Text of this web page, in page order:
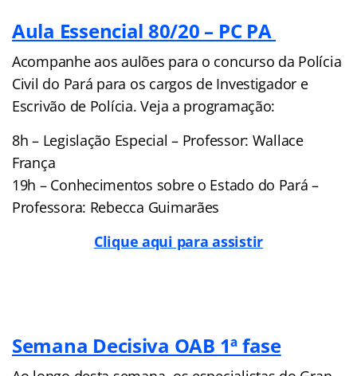
Aula Essencial 80/20 – PC PA
Acompanhe aos aulões para o concurso da Polícia
Civil do Pará para os cargos de Investigador e
Escrivão de Polícia. Veja a programação:
8h – Legislação Especial – Professor: Wallace
França
19h – Conhecimentos sobre o Estado do Pará –
Professora: Rebecca Guimarães
Clique aqui para assistir
Semana Decisiva OAB 1ª fase